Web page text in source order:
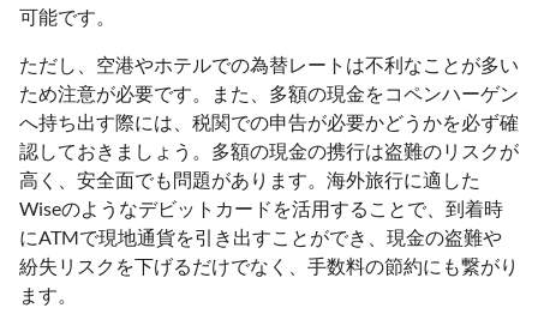
可能です。
ただし、空港やホテルでの為替レートは不利なことが多い
ため注意が必要です。また、多額の現金をコペンハーゲン
へ持ち出す際には、税関での申告が必要かどうかを必ず確
認しておきましょう。多額の現金の携行は盗難のリスクが
高く、安全面でも問題があります。海外旅行に適した
Wiseのようなデビットカードを活用することで、到着時
にATMで現地通貨を引き出すことができ、現金の盗難や
紛失リスクを下げるだけでなく、手数料の節約にも繋がり
ます。